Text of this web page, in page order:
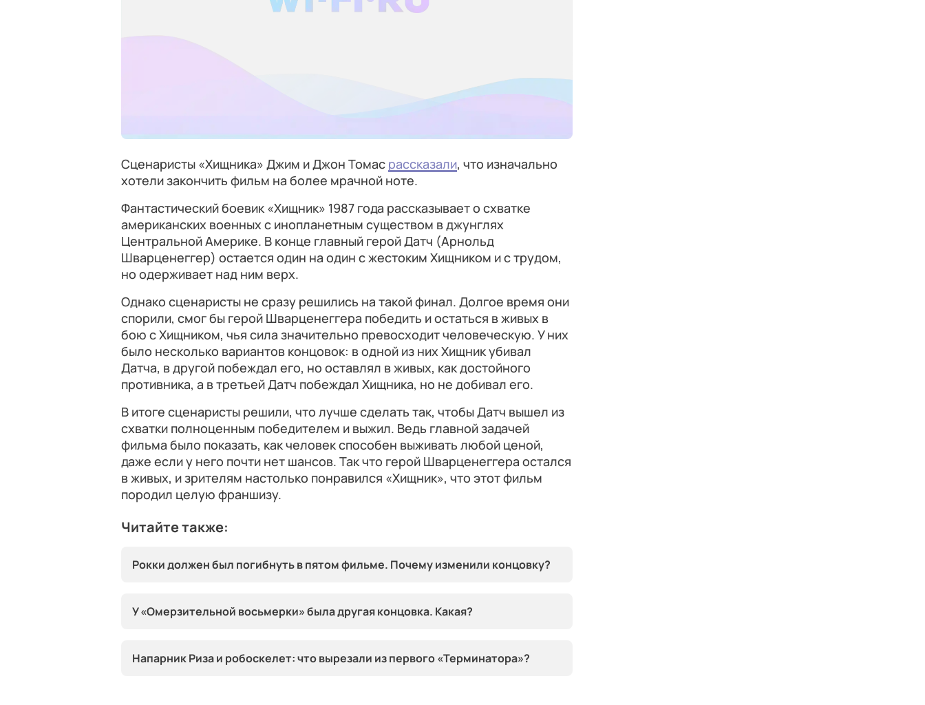
Сценаристы «Хищника» Джим и Джон Томас рассказали, что изначально
хотели закончить фильм на более мрачной ноте.
Фантастический боевик «Хищник» 1987 года рассказывает о схватке
американских военных с инопланетным существом в джунглях
Центральной Америке. В конце главный герой Датч (Арнольд
Шварценеггер) остается один на один с жестоким Хищником и с трудом,
но одерживает над ним верх.
Однако сценаристы не сразу решились на такой финал. Долгое время они
спорили, смог бы герой Шварценеггера победить и остаться в живых в
бою с Хищником, чья сила значительно превосходит человеческую. У них
было несколько вариантов концовок: в одной из них Хищник убивал
Датча, в другой побеждал его, но оставлял в живых, как достойного
противника, а в третьей Датч побеждал Хищника, но не добивал его.
В итоге сценаристы решили, что лучше сделать так, чтобы Датч вышел из
схватки полноценным победителем и выжил. Ведь главной задачей
фильма было показать, как человек способен выживать любой ценой,
даже если у него почти нет шансов. Так что герой Шварценеггера остался
в живых, и зрителям настолько понравился «Хищник», что этот фильм
породил целую франшизу.
Читайте также:
Рокки должен был погибнуть в пятом фильме. Почему изменили концовку?
У «Омерзительной восьмерки» была другая концовка. Какая?
Напарник Риза и робоскелет: что вырезали из первого «Терминатора»?